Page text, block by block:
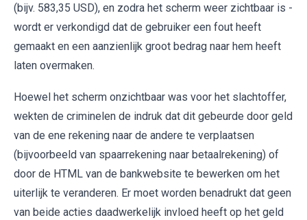
(bijv. 583,35 USD), en zodra het scherm weer zichtbaar is -
wordt er verkondigd dat de gebruiker een fout heeft
gemaakt en een aanzienlijk groot bedrag naar hem heeft
laten overmaken.
Hoewel het scherm onzichtbaar was voor het slachtoffer,
wekten de criminelen de indruk dat dit gebeurde door geld
van de ene rekening naar de andere te verplaatsen
(bijvoorbeeld van spaarrekening naar betaalrekening) of
door de HTML van de bankwebsite te bewerken om het
uiterlijk te veranderen. Er moet worden benadrukt dat geen
van beide acties daadwerkelijk invloed heeft op het geld